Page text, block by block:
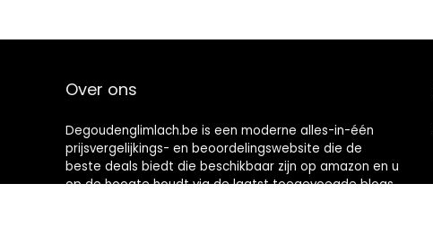
Over ons
Degoudenglimlach.be is een moderne alles-in-één
prijsvergelijkings- en beoordelingswebsite die de
beste deals biedt die beschikbaar zijn op amazon en u
op de hoogte houdt via de laatst toegevoegde blogs.